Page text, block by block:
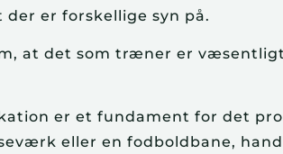
er forskellige syn på.
at det som træner er
er et fundament for det
eller en fodboldbane,